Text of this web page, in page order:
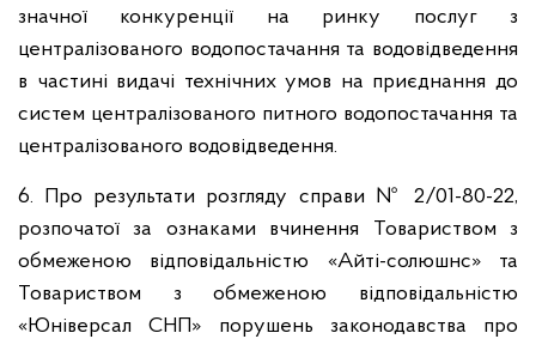
значної конкуренції на ринку послуг з
централізованого водопостачання та водовідведення
в частині видачі технічних умов на приєднання до
систем централізованого питного водопостачання та
централізованого водовідведення.
6. Про результати розгляду справи № 2/01-80-22,
розпочатої за ознаками вчинення Товариством з
обмеженою відповідальністю «Айті-солюшнс» та
Товариством з обмеженою відповідальністю
«Юніверсал СНП» порушень законодавства про